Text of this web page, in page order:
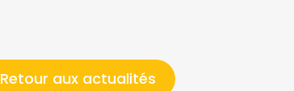
Retour aux actualités